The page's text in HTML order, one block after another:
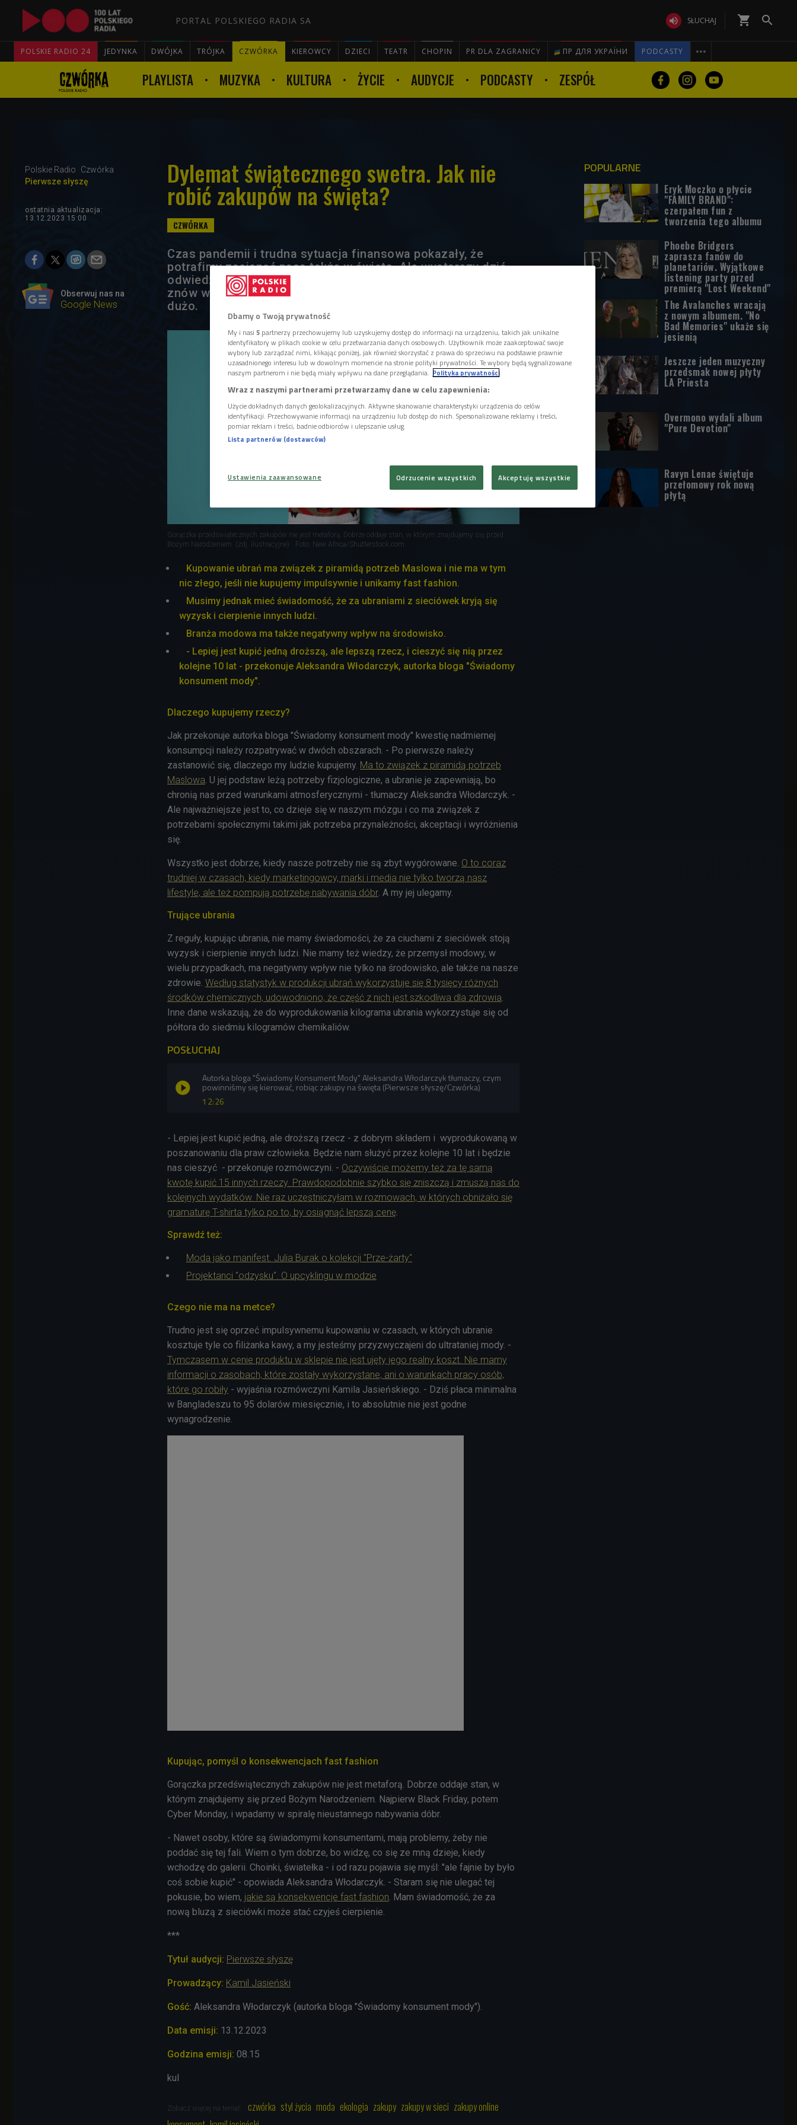
PORTAL POLSKIEGO RADIA SA  SŁUCHAJ shopping_cart 
POLSKIE RADIO 24 JEDYNKA DWÓJKA TRÓJKA CZWÓRKA KIEROWCY DZIECI TEATR CHOPIN PR DLA ZAGRANICY ПР ДЛЯ УКРАЇНИ PODCASTY 

PLAYLISTA MUZYKA KULTURA ŻYCIE AUDYCJE PODCASTY ZESPÓŁ
Polskie Radio
Czwórka
Pierwsze słyszę
Dylemat świątecznego swetra. Jak nie
robić zakupów na święta?
ostatnia aktualizacja:
13.12.2023 15:00
Obserwuj nas na
Google News
Czas pandemii i trudna sytuacja finansowa pokazały, że
potrafimy zacisnąć pasa także w święta. Ale wystarczy dziś
odwiedzić dowolną galerię handlową, żeby przekonać się, że
znów wpadliśmy w zakupowe szaleństwo i kupujemy dużo za
dużo.
Gorączka przedświątecznych zakupów nie jest metaforą. Dobrze oddaje stan, w którym znajdujemy się przed
Bożym Narodzeniem. (zdj. ilustracyjne)
Foto: New Africa/Shutterstock.com
Kupowanie ubrań ma związek z piramidą potrzeb Maslowa i nie ma w tym
nic złego, jeśli nie kupujemy impulsywnie i unikamy fast fashion.
Musimy jednak mieć świadomość, że za ubraniami z sieciówek kryją się
wyzysk i cierpienie innych ludzi.
Branża modowa ma także negatywny wpływ na środowisko.
- Lepiej jest kupić jedną droższą, ale lepszą rzecz, i cieszyć się nią przez
kolejne 10 lat - przekonuje Aleksandra Włodarczyk, autorka bloga "Świadomy
konsument mody".
Dlaczego kupujemy rzeczy?
Jak przekonuje autorka bloga "Świadomy konsument mody" kwestię nadmiernej
konsumpcji należy rozpatrywać w dwóch obszarach. - Po pierwsze należy
zastanowić się, dlaczego my ludzie kupujemy. Ma to związek z piramidą potrzeb
Maslowa. U jej podstaw leżą potrzeby fizjologiczne, a ubranie je zapewniają, bo
chronią nas przed warunkami atmosferycznymi - tłumaczy Aleksandra Włodarczyk. -
Ale najważniejsze jest to, co dzieje się w naszym mózgu i co ma związek z
potrzebami społecznymi takimi jak potrzeba przynależności, akceptacji i wyróżnienia
się.
Wszystko jest dobrze, kiedy nasze potrzeby nie są zbyt wygórowane. O to coraz
trudniej w czasach, kiedy marketingowcy, marki i media nie tylko tworzą nasz
lifestyle, ale też pompują potrzebę nabywania dóbr. A my jej ulegamy.
Trujące ubrania
Z reguły, kupując ubrania, nie mamy świadomości, że za ciuchami z sieciówek stoją
wyzysk i cierpienie innych ludzi. Nie mamy też wiedzy, że przemysł modowy, w
wielu przypadkach, ma negatywny wpływ nie tylko na środowisko, ale także na nasze
zdrowie. Według statystyk w produkcji ubrań wykorzystuje się 8 tysięcy różnych
środków chemicznych, udowodniono, że część z nich jest szkodliwa dla zdrowia.
Inne dane wskazują, że do wyprodukowania kilograma ubrania wykorzystuje się od
półtora do siedmiu kilogramów chemikaliów.
POSŁUCHAJ
12:26
Autorka bloga "Świadomy Konsument Mody" Aleksandra Włodarczyk tłumaczy, czym
powinniśmy się kierować, robiąc zakupy na święta (Pierwsze słyszę/Czwórka)
- Lepiej jest kupić jedną, ale droższą rzecz - z dobrym składem i wyprodukowaną w
poszanowaniu dla praw człowieka. Będzie nam służyć przez kolejne 10 lat i będzie
nas cieszyć - przekonuje rozmówczyni. - Oczywiście możemy też za tę samą
kwotę kupić 15 innych rzeczy. Prawdopodobnie szybko się zniszczą i zmuszą nas do
kolejnych wydatków. Nie raz uczestniczyłam w rozmowach, w których obniżało się
gramaturę T-shirta tylko po to, by osiągnąć lepszą cenę.
Sprawdź też:
Moda jako manifest. Julia Burak o kolekcji "Prze-żarty"
Projektanci "odzysku". O upcyklingu w modzie
Czego nie ma na metce?
Trudno jest się oprzeć impulsywnemu kupowaniu w czasach, w których ubranie
kosztuje tyle co filiżanka kawy, a my jesteśmy przyzwyczajeni do ultrataniej mody. -
Tymczasem w cenie produktu w sklepie nie jest ujęty jego realny koszt. Nie mamy
informacji o zasobach, które zostały wykorzystane, ani o warunkach pracy osób,
które go robiły - wyjaśnia rozmówczyni Kamila Jasieńskiego. - Dziś płaca minimalna
w Bangladeszu to 95 dolarów miesięcznie, i to absolutnie nie jest godne
wynagrodzenie.
Kupując, pomyśl o konsekwencjach fast fashion
Gorączka przedświątecznych zakupów nie jest metaforą. Dobrze oddaje stan, w
którym znajdujemy się przed Bożym Narodzeniem. Najpierw Black Friday, potem
Cyber Monday, i wpadamy w spiralę nieustannego nabywania dóbr.
- Nawet osoby, które są świadomymi konsumentami, mają problemy, żeby nie
poddać się tej fali. Wiem o tym dobrze, bo widzę, co się ze mną dzieje, kiedy
wchodzę do galerii. Choinki, światełka - i od razu pojawia się myśl: "ale fajnie by było
coś sobie kupić" - opowiada Aleksandra Włodarczyk. - Staram się nie ulegać tej
pokusie, bo wiem, jakie są konsekwencje fast fashion. Mam świadomość, że za
nową bluzą z sieciówki może stać czyjeś cierpienie.
***
Tytuł audycji: Pierwsze słyszę
Prowadzący: Kamil Jasieński
Gość: Aleksandra Włodarczyk (autorka bloga "Świadomy konsument mody").
Data emisji: 13.12.2023
Godzina emisji: 08.15
kul
Zobacz więcej na temat: czwórka styl życia moda ekologia zakupy zakupy w sieci zakupy online
POPULARNE
Eryk Moczko o płycie
"FAMILY BRAND":
czerpałem fun z
tworzenia tego albumu
Phoebe Bridgers
zaprasza fanów do
planetariów. Wyjątkowe
listening party przed
premierą "Lost Weekend"
The Avalanches wracają
z nowym albumem. "No
Bad Memories" ukaże się
jesienią
Jeszcze jeden muzyczny
przedsmak nowej płyty
LA Priesta
Overmono wydali album
"Pure Devotion"
Ravyn Lenae świętuje
przełomowy rok nową
płytą
Dbamy o Twoją prywatność
My i nasi 5 partnerzy przechowujemy lub uzyskujemy dostęp do informacji na urządzeniu, takich jak unikalne
identyfikatory w plikach cookie w celu przetwarzania danych osobowych. Użytkownik może zaakceptować swoje
wybory lub zarządzać nimi, klikając poniżej, jak również skorzystać z prawa do sprzeciwu na podstawie prawnie
uzasadnionego interesu lub w dowolnym momencie na stronie polityki prywatności. Te wybory będą sygnalizowane
naszym partnerom i nie będą miały wpływu na dane przeglądania. Polityka prywatności
Wraz z naszymi partnerami przetwarzamy dane w celu zapewnienia:
Użycie dokładnych danych geolokalizacyjnych. Aktywne skanowanie charakterystyki urządzenia do celów
identyfikacji. Przechowywanie informacji na urządzeniu lub dostęp do nich. Spersonalizowane reklamy i treści,
pomiar reklam i treści, badnie odbiorców i ulepszanie usług.
Lista partnerów (dostawców)
Ustawienia zaawansowane Odrzucenie wszystkich Akceptuję wszystkie